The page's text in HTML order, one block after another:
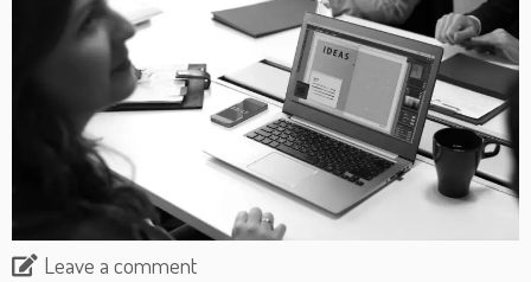
Leave a comment